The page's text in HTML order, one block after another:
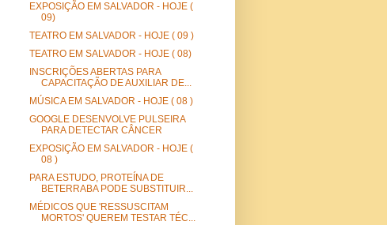
EXPOSIÇÃO EM SALVADOR - HOJE (
09)
TEATRO EM SALVADOR - HOJE ( 09 )
TEATRO EM SALVADOR - HOJE ( 08)
INSCRIÇÕES ABERTAS PARA
CAPACITAÇÃO DE AUXILIAR DE...
MÚSICA EM SALVADOR - HOJE ( 08 )
GOOGLE DESENVOLVE PULSEIRA
PARA DETECTAR CÂNCER
EXPOSIÇÃO EM SALVADOR - HOJE (
08 )
PARA ESTUDO, PROTEÍNA DE
BETERRABA PODE SUBSTITUIR...
MÉDICOS QUE 'RESSUSCITAM
MORTOS' QUEREM TESTAR TÉC...